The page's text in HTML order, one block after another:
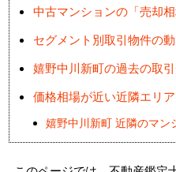
中古マンションの「売却
セグメント別取引物件の
嬉野中川新町の過去の取
価格相場が近い近隣エリ
嬉野中川新町 近隣のマン